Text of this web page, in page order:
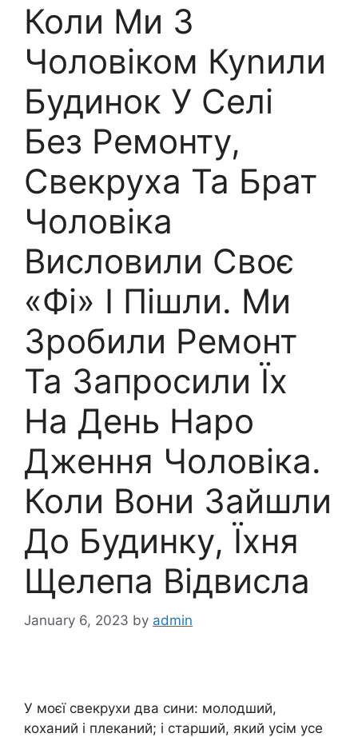
Коли Ми З
Чоловіком Куnили
Будинок У Селі
Без Ремонту,
Свекруха Та Брат
Чоловіка
Висловили Своє
«Фі» І Пішли. Ми
Зробили Ремонт
Та Запросили Їх
На День Наро
Дження Чоловіка.
Коли Вони Зайшли
До Будинку, Їхня
Щелепа Відвисла
January 6, 2023 by admin
У моєї свекрухи два сини: молодший,
коханий і плеканий; і старший, який усім усе